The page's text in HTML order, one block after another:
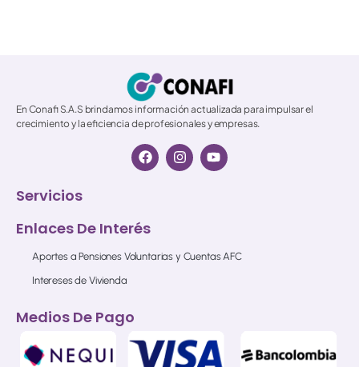
En Conafi S.A.S brindamos información actualizada para impulsar el
crecimiento y la eficiencia de profesionales y empresas.
Servicios
Enlaces De Interés
Aportes a Pensiones Voluntarias y Cuentas AFC
Intereses de Vivienda
Medios De Pago